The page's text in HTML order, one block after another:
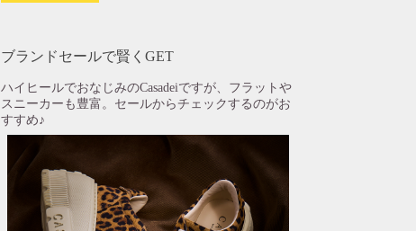
ブランドセールで賢くGET
ハイヒールでおなじみのCasadeiですが、フラットや
スニーカーも豊富。セールからチェックするのがお
すすめ♪